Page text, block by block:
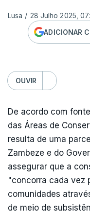
Lusa / 28 Julho 2025,
ADICIONAR
OUVIR
De acordo com
das Áreas de
resulta de uma
Zambeze e do
assegurar que a
"concorra cada vez
comunidades
de meio de